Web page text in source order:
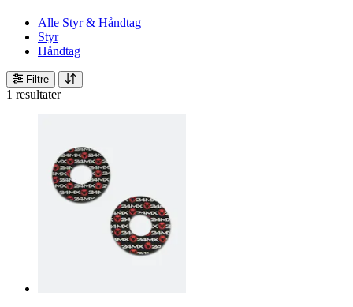
Alle Styr & Håndtag
Styr
Håndtag
Filtre
1 resultater